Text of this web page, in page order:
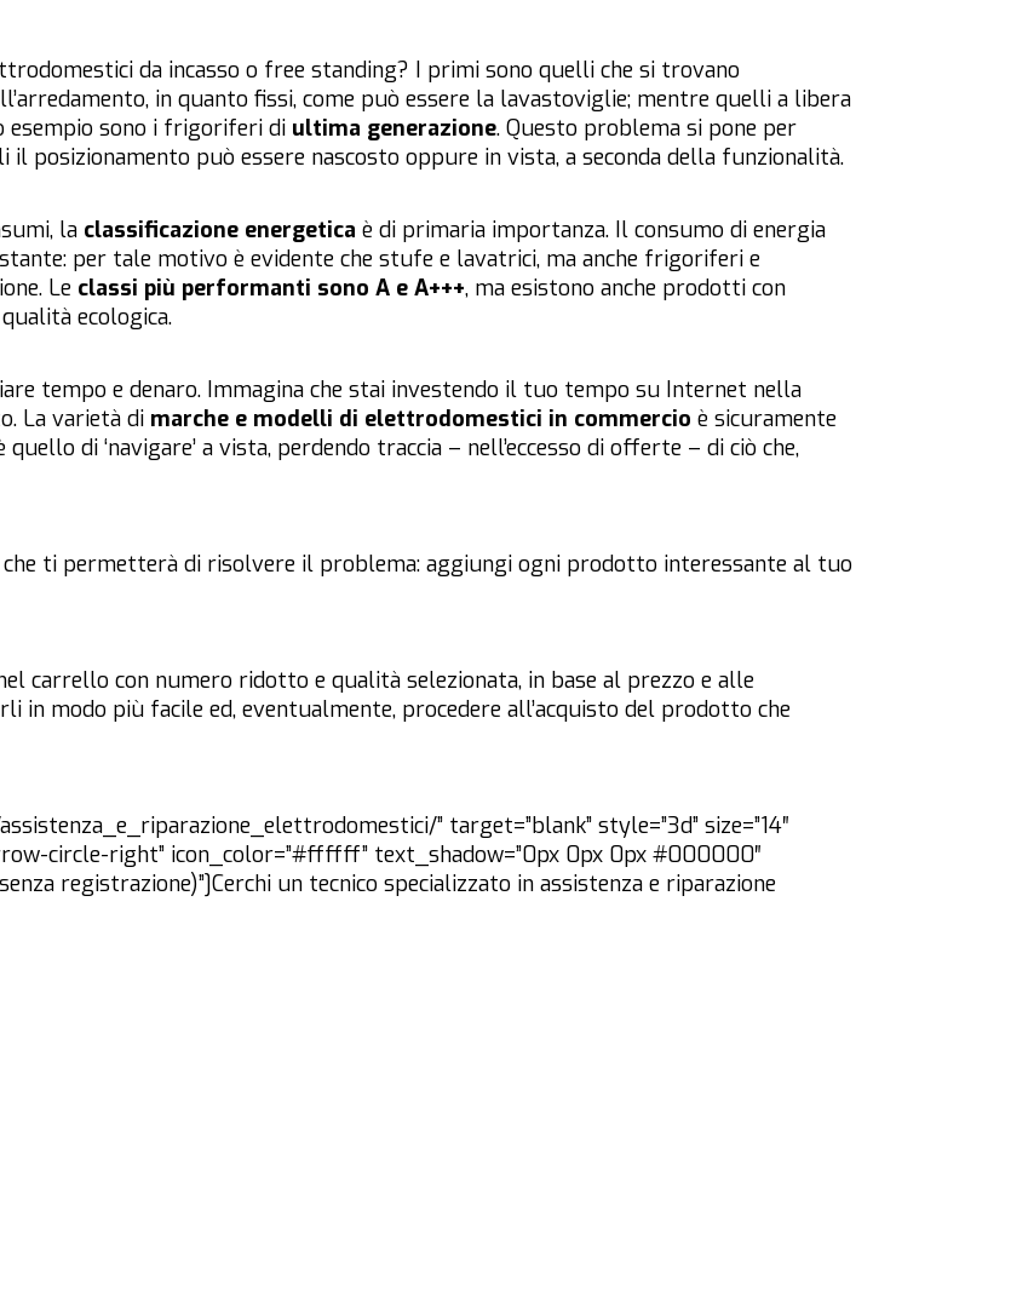
da incasso o free standing? I primi sono quelli che si trovano
in quanto fissi, come può essere la lavastoviglie; mentre quelli a libera
esempio sono i frigoriferi di ultima generazione. Questo problema si pone per
posizionamento può essere nascosto oppure in vista, a seconda della funzionalità.
la classificazione energetica è di primaria importanza. Il consumo di energia
per tale motivo è evidente che stufe e lavatrici, ma anche frigoriferi e
Le classi più performanti sono A e A+++, ma esistono anche prodotti con
ecologica.
tempo e denaro. Immagina che stai investendo il tuo tempo su Internet nella
La varietà di marche e modelli di elettrodomestici in commercio è sicuramente
di ‘navigare’ a vista, perdendo traccia – nell’eccesso di offerte – di ciò che,
che ti permetterà di risolvere il problema: aggiungi ogni prodotto interessante al tuo
carrello con numero ridotto e qualità selezionata, in base al prezzo e alle
modo più facile ed, eventualmente, procedere all’acquisto del prodotto che
” target=”blank” style=”3d” size=”14″
arrow-circle-right” icon_color=”#ffffff” text_shadow=”0px 0px 0px #000000″
registrazione)”]Cerchi un tecnico specializzato in assistenza e riparazione